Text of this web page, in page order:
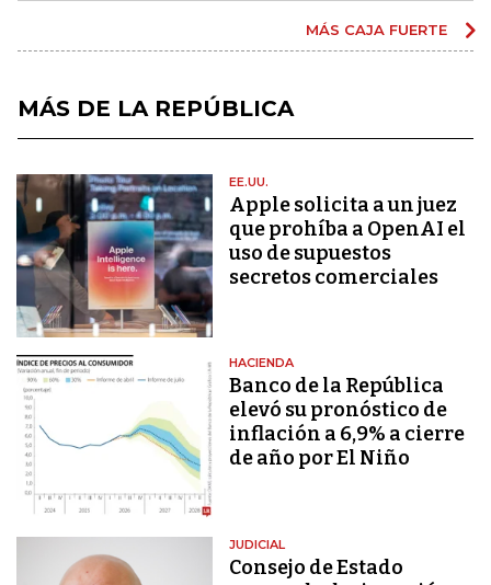
MÁS CAJA FUERTE
MÁS DE LA REPÚBLICA
EE.UU.
Apple solicita a un juez
que prohíba a OpenAI el
uso de supuestos
secretos comerciales
HACIENDA
Banco de la República
elevó su pronóstico de
inflación a 6,9% a cierre
de año por El Niño
JUDICIAL
Consejo de Estado